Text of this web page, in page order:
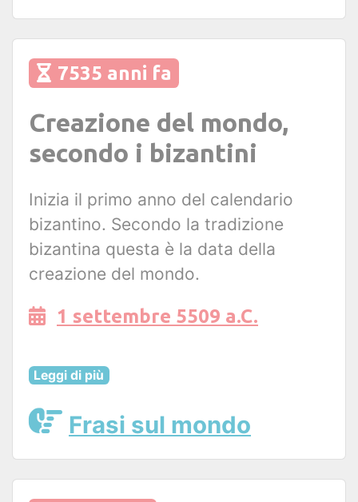
7535 anni fa
Creazione del mondo,
secondo i bizantini
Inizia il primo anno del calendario
bizantino. Secondo la tradizione
bizantina questa è la data della
creazione del mondo.
1 settembre 5509 a.C.
Leggi di più
Frasi sul mondo